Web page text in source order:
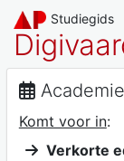
Studiegids
Komt voor in:
Verkorte